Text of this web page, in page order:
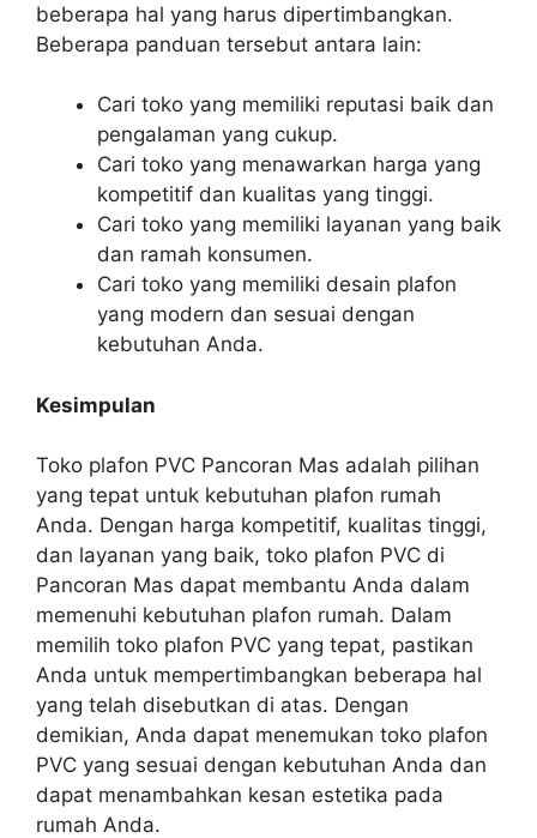
beberapa hal yang harus dipertimbangkan.
Beberapa panduan tersebut antara lain:
Cari toko yang memiliki reputasi baik dan
pengalaman yang cukup.
Cari toko yang menawarkan harga yang
kompetitif dan kualitas yang tinggi.
Cari toko yang memiliki layanan yang baik
dan ramah konsumen.
Cari toko yang memiliki desain plafon
yang modern dan sesuai dengan
kebutuhan Anda.
Kesimpulan
Toko plafon PVC Pancoran Mas adalah pilihan
yang tepat untuk kebutuhan plafon rumah
Anda. Dengan harga kompetitif, kualitas tinggi,
dan layanan yang baik, toko plafon PVC di
Pancoran Mas dapat membantu Anda dalam
memenuhi kebutuhan plafon rumah. Dalam
memilih toko plafon PVC yang tepat, pastikan
Anda untuk mempertimbangkan beberapa hal
yang telah disebutkan di atas. Dengan
demikian, Anda dapat menemukan toko plafon
PVC yang sesuai dengan kebutuhan Anda dan
dapat menambahkan kesan estetika pada
rumah Anda.